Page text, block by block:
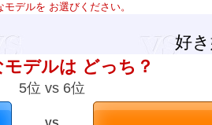
モデルを お選びください。
好
デルは どっち？
5位 vs 6位